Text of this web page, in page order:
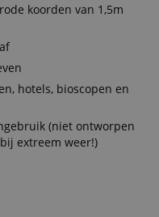
koorden van 1,5m
hotels, bioscopen en
(niet ontworpen
extreem weer!)